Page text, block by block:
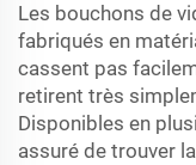
Les bouchons de
fabriqués en
cassent pas
retirent très
Disponibles en
assuré de trouver